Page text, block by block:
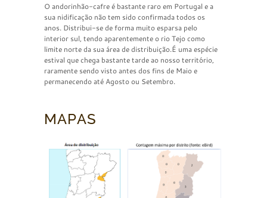
O andorinhão-cafre é bastante raro em Portugal e a
sua nidificação não tem sido confirmada todos os
anos. Distribui-se de forma muito esparsa pelo
interior sul, tendo aparentemente o rio Tejo como
limite norte da sua área de distribuição.É uma espécie
estival que chega bastante tarde ao nosso território,
raramente sendo visto antes dos fins de Maio e
permanecendo até Agosto ou Setembro.
MAPAS